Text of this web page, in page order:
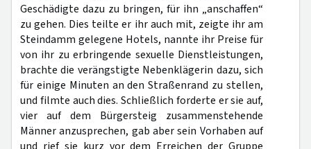
Geschädigte dazu zu bringen, für ihn „anschaffen“
zu gehen. Dies teilte er ihr auch mit, zeigte ihr am
Steindamm gelegene Hotels, nannte ihr Preise für
von ihr zu erbringende sexuelle Dienstleistungen,
brachte die verängstigte Nebenklägerin dazu, sich
für einige Minuten an den Straßenrand zu stellen,
und filmte auch dies. Schließlich forderte er sie auf,
vier auf dem Bürgersteig zusammenstehende
Männer anzusprechen, gab aber sein Vorhaben auf